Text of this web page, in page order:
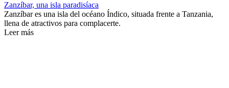
Zanzíbar, una isla paradisíaca
Zanzíbar es una isla del océano Índico, situada frente a Tanzania,
llena de atractivos para complacerte.
Leer más